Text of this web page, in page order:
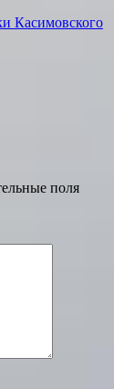
Касимовского
поля